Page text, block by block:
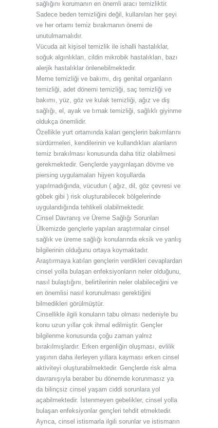
sağlığını korumanın en önemli aracı temizliktir.
Sadece beden temizliğini değil, kullanılan her şeyi
ve her ortamı temiz bırakmanın önemi de
unutulmamalıdır.
Vücuda ait kişisel temizlik ile ishalli hastalıklar,
soğuk algınlıkları, cildin mikrobik hastalıkları, bazı
alerjik hastalıklar önlenebilmektedir.
Meme temizliği ve bakımı, dış genital organların
temizliği, adet dönemi temizliği, saç temizliği ve
bakımı, yüz, göz ve kulak temizliği, ağız ve diş
sağlığı, el, ayak ve tırnak temizliği, sağlıklı giyinme
oldukça önemlidir.
Özellikle yurt ortamında kalan gençlerin bakımlarını
sürdürmeleri, kendilerinin ve kullandıkları alanların
temiz bırakılması konusunda daha titiz olabilmesi
gerekmektedir. Gençlerde yaygınlaşan dövme ve
piersing uygulamaları hijyen koşullarda
yapılmadığında, vücudun ( ağız, dil, göz çevresi ve
göbek gibi ) risk oluşturabilecek bölgelerinde
uygulandığında tehlikeli olabilmektedir.
Cinsel Davranış ve Üreme Sağlığı Sorunları
Ülkemizde gençlerle yapılan araştırmalar cinsel
sağlık ve üreme sağlığı konularında eksik ve yanlış
bilgilerinin olduğunu ortaya koymaktadır.
Araştırmaya katılan gençlerin verdikleri cevaplardan
cinsel yolla bulaşan enfeksiyonların neler olduğunu,
nasıl bulaştığını, belirtilerinin neler olabileceğini ve
en önemlisi nasıl korunulması gerektiğini
bilmedikleri görülmüştür.
Cinsellikle ilgili konuların tabu olması nedeniyle bu
konu uzun yıllar çok ihmal edilmiştir. Gençler
bilgilenme konusunda çoğu zaman yalnız
bırakılmışlardır. Erken ergenliğin oluşması, evlilik
yaşının daha ilerleyen yıllara kayması erken cinsel
aktiviteyi oluşturabilmektedir. Gençlerde risk alma
davranışıyla beraber bu dönemde korunmasız ya
da bilinçsiz cinsel yaşam ciddi sorunlara yol
açabilmektedir. İstenmeyen gebelikler, cinsel yolla
bulaşan enfeksiyonlar gençleri tehdit etmektedir.
Ayrıca, cinsel istismarla ilgili sorunlar ve istismarın